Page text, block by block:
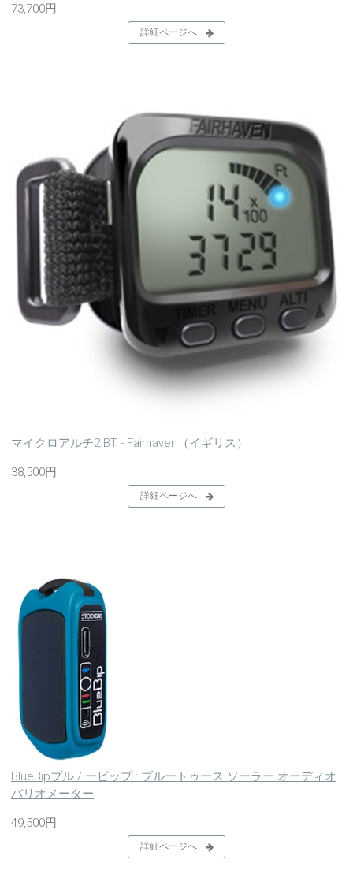
73,700円
詳細ページへ
マイクロアルチ2 BT - Fairhaven（イギリス）
38,500円
詳細ページへ
BlueBipブル / ービップ : ブルートゥース ソーラー オーディオ
バリオメーター
49,500円
詳細ページへ